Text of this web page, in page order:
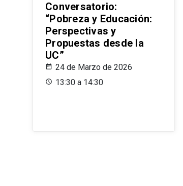
Conversatorio:
“Pobreza y Educación:
Perspectivas y
Propuestas desde la
UC”
24 de Marzo de 2026
13:30 a 14:30